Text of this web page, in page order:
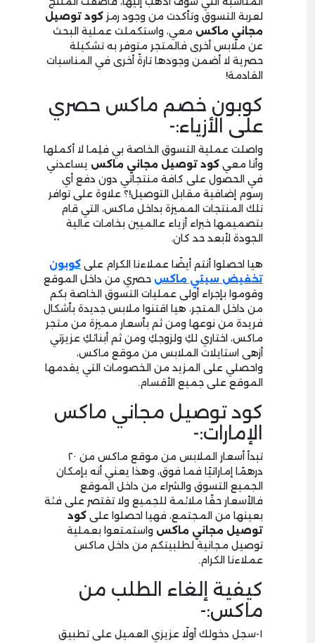
لعربة التسوق وتأكدت من وجود رمز كود توصيل
مجاني ماكس معي، واستكملت عملية البحث
عن ملابس أخرى فالمتجر متوفر به تشكيلة
حصرية لا أضمن وجودها تارةً أخرى في المناسبات
القادمة!
كوبون خصم ماكس حصري
على الأزياء:-
واصلت عملية التسوق الخاصة بي فلِما لا أكملها
وأنا معي كود توصيل مجاني ماكس يساعدني
في الحصول على كافة منتجاتي دون دفع أي
رسوم إضافية مقابل التوصيل!؟ علاوة على توافر
تلك المنتجات المميزة بداخل ماكس، التي قام
بتصميمها خبراء أزياء عالميين بخامات عالية
الجودة لأبعد حد كان.
هيا احصلوا أنتم أيضًا عملاءنا الكرام على كوبون
تخفيض سيتي ماكس حصري من داخل الموقع
وقوموا بإجراء أولى عمليات التسوق الخاصة بكم
من داخل المتجر، هيا اقتنوا ملابس جديدة بأشكال
فريدة من نوعها ومن ثم بأسعار مميزة من متجر
ماكس، اختاري لكِ ولزوجكِ ومن ثم أبنائكِ عزيزتي
أزهى استايلات الملابس من موقع ماكس،
واحصلي على المزيد من الخصومات التي يقدمها
الموقع على جميع الأقسام.
كود توصيل مجاني ماكس
الإمارات:-
تبدأ أسعار الملابس من موقع ماكس من ٢٠
درهمًا إماراتيًا فما فوق، وهذا يعني أنه بإمكان
الجميع التسوق والشراء من داخل الموقع
فالأسعار حقًا ملائمة للجميع ولا تقتصر على فئة
بعينها من المجتمع، فهيا احصلوا على كود
توصيل مجاني ماكس واستمتعوا بعملية
توصيل مجانية لطلبيتكم من داخل ماكس
عملاءنا الكرام.
كيفية إلغاء الطلب من
ماكس:-
١-سجل دخولك أولًا عزيزي العميل على تطبيق